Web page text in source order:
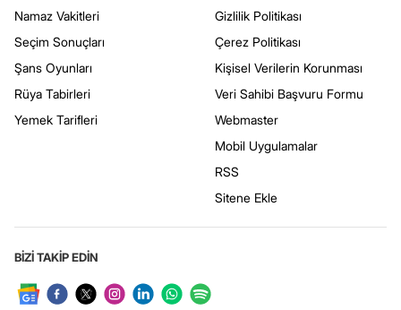
Namaz Vakitleri
Seçim Sonuçları
Şans Oyunları
Rüya Tabirleri
Yemek Tarifleri
Gizlilik Politikası
Çerez Politikası
Kişisel Verilerin Korunması
Veri Sahibi Başvuru Formu
Webmaster
Mobil Uygulamalar
RSS
Sitene Ekle
BİZİ TAKİP EDİN